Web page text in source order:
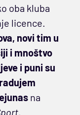
oba kluba
licence.
novi tim u
i mnoštvo
i puni su
na
.